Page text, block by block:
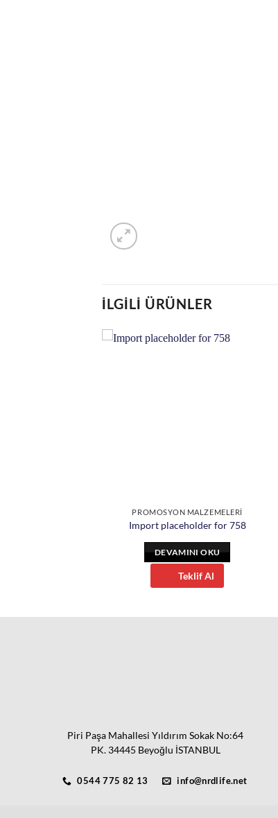
İLGILI ÜRÜNLER
PROMOSYON MALZEMELERİ
Import placeholder for 758
DEVAMINI OKU
Teklif Al
Piri Paşa Mahallesi Yıldırım Sokak No:64
PK. 34445 Beyoğlu İSTANBUL
0544 775 82 13 info@nrdlife.net